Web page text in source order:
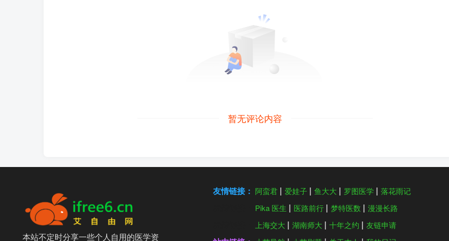
暂无评论内容
本站不定时分享一些个人自用的医学资
友情链接： 阿蛮君 爱娃子 鱼大大 罗图医学 落花雨记
Pika 医生 医路前行 梦特医数 漫漫长路
上海交大 湖南师大 十年之约 友链申请